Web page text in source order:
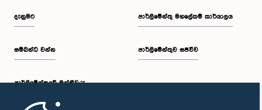
දැනුමට
සම්බන්ධ වන්න
පාර්ලි‌මේන්තුවේ මන්ත්‍රීවරු
පාර්ලිමේන්තු මහලේකම් කාර්යාලය
පාර්ලිමේන්තුව සජීවීව